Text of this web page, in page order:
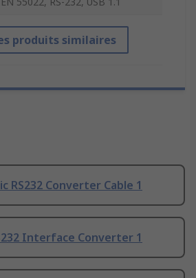
produits similaires
RS232 Converter Cable 1
Interface Converter 1